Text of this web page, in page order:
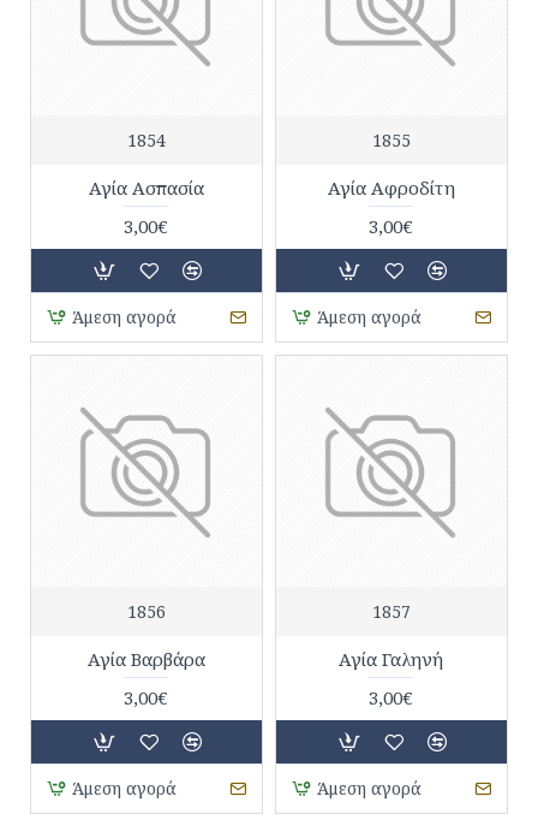
1854
Αγία Ασπασία
3,00€
Άμεση αγορά
1855
Αγία Αφροδίτη
3,00€
Άμεση αγορά
1856
Αγία Βαρβάρα
3,00€
Άμεση αγορά
1857
Αγία Γαληνή
3,00€
Άμεση αγορά